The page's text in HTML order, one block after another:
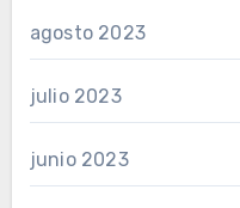
agosto 2023
julio 2023
junio 2023